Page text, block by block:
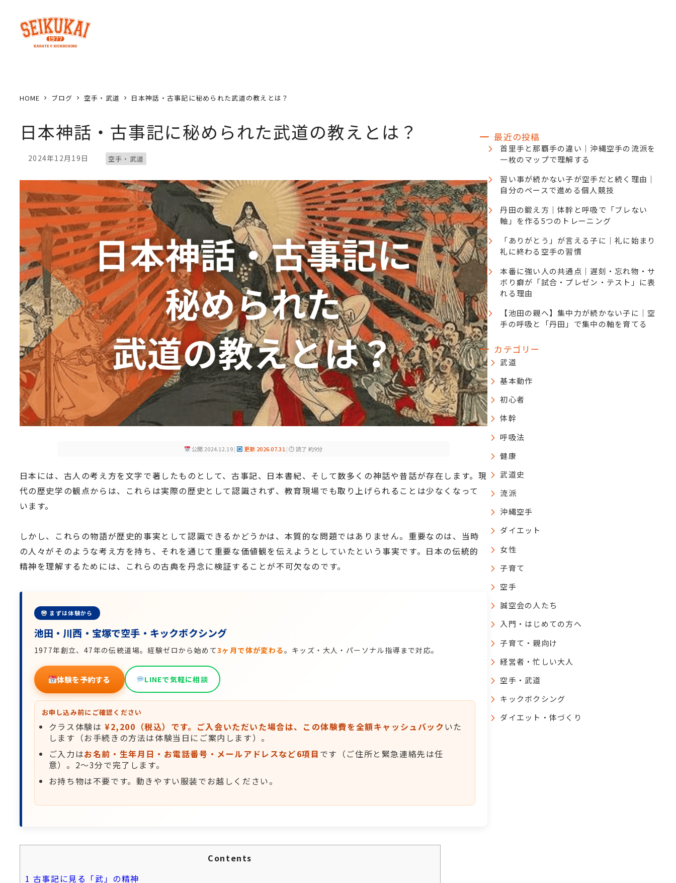
HOME ブログ 空手・武道 日本神話・古事記に秘められた武道の教えとは？
日本神話・古事記に秘められた武道の教えとは？
投稿日
2024年12月19日 ブログカテゴリー
空手・武道
公開 2024.12.19| 更新 2026.07.31 | ⏱ 読了 約9分
日本には、古人の考え方を文字で著したものとして、古事記、日本書紀、そして数多くの神話や昔話が存在します。現
代の歴史学の観点からは、これらは実際の歴史として認識されず、教育現場でも取り上げられることは少なくなって
います。
しかし、これらの物語が歴史的事実として認識できるかどうかは、本質的な問題ではありません。重要なのは、当時
の人々がそのような考え方を持ち、それを通じて重要な価値観を伝えようとしていたという事実です。日本の伝統的
精神を理解するためには、これらの古典を丹念に検証することが不可欠なのです。
まずは体験から
池田・川西・宝塚で空手・キックボクシング
1977年創立、47年の伝統道場。経験ゼロから始めて3ヶ月で体が変わる。キッズ・大人・パーソナル指導まで対応。
体験を予約する LINEで気軽に相談
お申し込み前にご確認ください
クラス体験は¥2,200（税込）です。ご入会いただいた場合は、この体験費を全額キャッシュバック いた
します（お手続きの方法は体験当日にご案内します）。
ご入力はお名前・生年月日・お電話番号・メールアドレスなど6項目 です（ご住所と緊急連絡先は任
意）。2〜3分で完了します。
お持ち物は不要です。動きやすい服装でお越しください。
Contents
1 古事記に見る「武」の精神
最近の投稿
首里手と那覇手の違い｜沖縄空手の流派を
一枚のマップで理解する
習い事が続かない子が空手だと続く理由｜
自分のペースで進める個人競技
丹田の鍛え方｜体幹と呼吸で「ブレない
軸」を作る5つのトレーニング
「ありがとう」が言える子に｜礼に始まり
礼に終わる空手の習慣
本番に強い人の共通点｜遅刻・忘れ物・サ
ボり癖が「試合・プレゼン・テスト」に表
れる理由
【池田の親へ】集中力が続かない子に｜空
手の呼吸と「丹田」で集中の軸を育てる
カテゴリー
武道
基本動作
初心者
体幹
呼吸法
健康
武道史
流派
沖縄空手
ダイエット
女性
子育て
空手
誠空会の人たち
入門・はじめての方へ
子育て・親向け
経営者・忙しい大人
空手・武道
キックボクシング
ダイエット・体づくり